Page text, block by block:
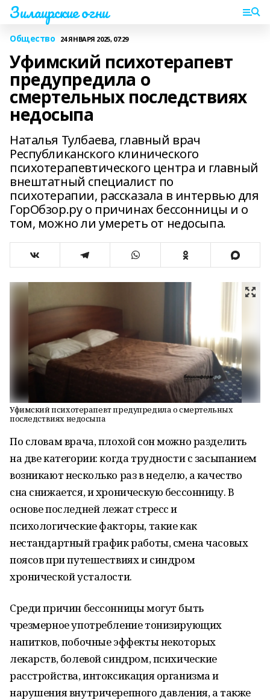
Зилаирские огни
Общество 24 ЯНВАРЯ 2025, 07:29
Уфимский психотерапевт
предупредила о
смертельных последствиях
недосыпа
Наталья Тулбаева, главный врач
Республиканского клинического
психотерапевтического центра и главный
внештатный специалист по
психотерапии, рассказала в интервью для
ГорОбзор.ру о причинах бессонницы и о
том, можно ли умереть от недосыпа.
Уфимский психотерапевт предупредила о смертельных
последствиях недосыпа
По словам врача, плохой сон можно разделить
на две категории: когда трудности с засыпанием
возникают несколько раз в неделю, а качество
сна снижается, и хроническую бессонницу. В
основе последней лежат стресс и
психологические факторы, такие как
нестандартный график работы, смена часовых
поясов при путешествиях и синдром
хронической усталости.
Среди причин бессонницы могут быть
чрезмерное употребление тонизирующих
напитков, побочные эффекты некоторых
лекарств, болевой синдром, психические
расстройства, интоксикация организма и
нарушения внутричерепного давления, а также